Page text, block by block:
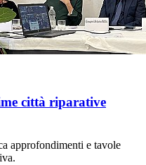
città riparative
approfondimenti e tavole